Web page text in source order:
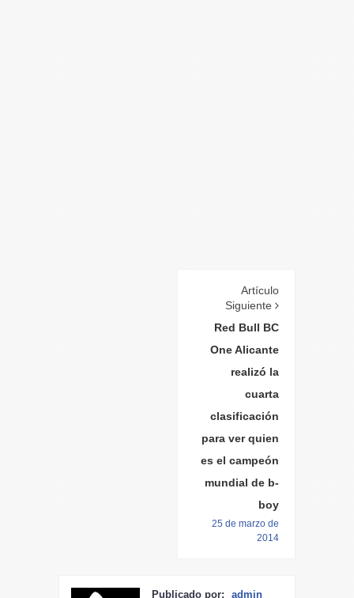
Artículo
Siguiente
Red Bull BC
One Alicante
realizó la
cuarta
clasificación
para ver quien
es el campeón
mundial de b-
boy
25 de marzo de
2014
Publicado por: admin